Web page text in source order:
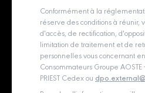
Conformément à la
réserve des conditions à réunir,
d'accès, de rectification,
limitation de traitement et de
personnelles vous concernant
Consommateurs Groupe AOSTE
PRIEST Cedex ou